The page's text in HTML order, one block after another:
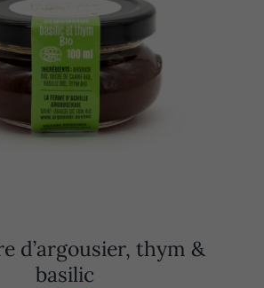
d’argousier, thym &
basilic